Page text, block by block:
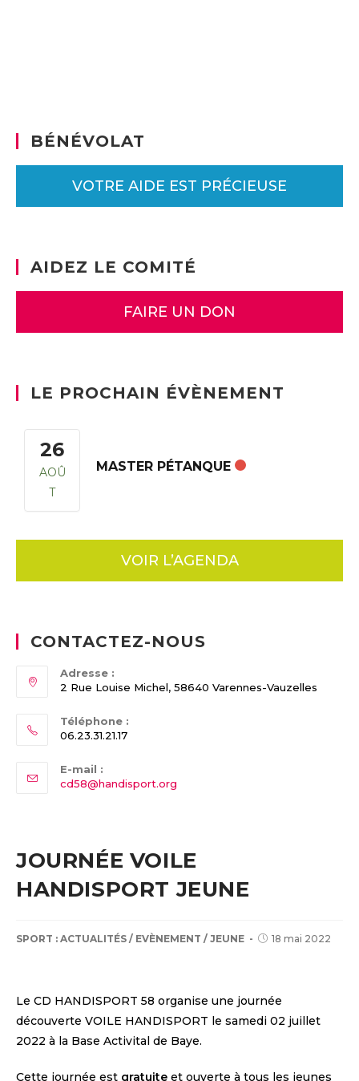
BÉNÉVOLAT
VOTRE AIDE EST PRÉCIEUSE
AIDEZ LE COMITÉ
FAIRE UN DON
LE PROCHAIN ÉVÈNEMENT
26
AOÛ
T
MASTER PÉTANQUE
VOIR L’AGENDA
CONTACTEZ-NOUS
Adresse :
2 Rue Louise Michel, 58640 Varennes-Vauzelles
Téléphone :
06.23.31.21.17
E-mail :
cd58@handisport.org
JOURNÉE VOILE
HANDISPORT JEUNE
POST
SPORT : ACTUALITÉS / EVÈNEMENT / JEUNE
Post18 mai 2022
Le CD HANDISPORT 58 organise une journée
découverte VOILE HANDISPORT le samedi 02 juillet
2022 à la Base Activital de Baye.
Cette journée est gratuite et ouverte à tous les jeunes